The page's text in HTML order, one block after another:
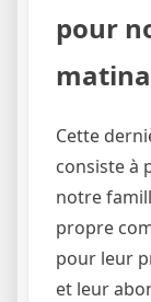
pour
Cette
consiste à
notre
propre
pour leur
et leur